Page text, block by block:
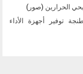
الحرارين (صور)
توفير أجهزة الأداء